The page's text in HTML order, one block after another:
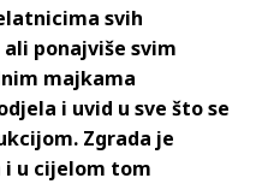
svih
ponajviše svim
majkama
i uvid u sve što se
Zgrada je
i u cijelom tom